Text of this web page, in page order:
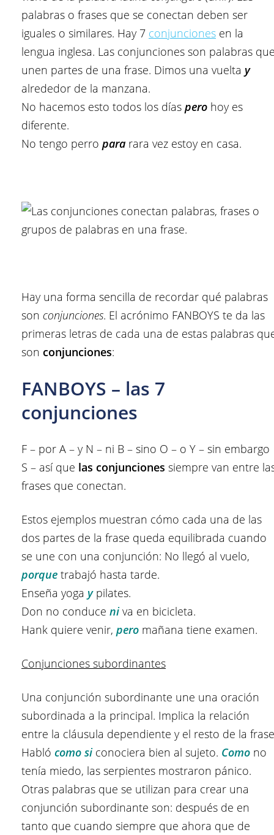
palabras o frases que se conectan deben ser
iguales o similares. Hay 7 conjunciones en la
lengua inglesa. Las conjunciones son palabras
unen partes de una frase. Dimos una vuelta y
alrededor de la manzana.
No hacemos esto todos los días pero hoy es
diferente.
No tengo perro para rara vez estoy en casa.
Hay una forma sencilla de recordar qué palabras
son conjunciones. El acrónimo FANBOYS te da las
primeras letras de cada una de estas palabras
son conjunciones:
FANBOYS – las 7
conjunciones
F – por A – y N – ni B – sino O – o Y – sin embargo
S – así que las conjunciones siempre van entre
frases que conectan.
Estos ejemplos muestran cómo cada una de las
dos partes de la frase queda equilibrada cuando
se une con una conjunción: No llegó al vuelo,
porque trabajó hasta tarde.
Enseña yoga y pilates.
Don no conduce niva en bicicleta.
Hank quiere venir, pero mañana tiene examen.
Conjunciones subordinantes
Una conjunción subordinante une una oración
subordinada a la principal. Implica la relación
entre la cláusula dependiente y el resto de la frase
Habló como siconociera bien al sujeto. Como no
tenía miedo, las serpientes mostraron pánico.
Otras palabras que se utilizan para crear una
conjunción subordinante son: después de en
tanto que cuando siempre que ahora que de